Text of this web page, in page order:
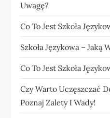
Uwagę?
Co To Jest Szkoła
Szkoła Językowa – Jaką
Co To Jest Szkoła
Czy Warto Uczęszczać
Poznaj Zalety I Wady!